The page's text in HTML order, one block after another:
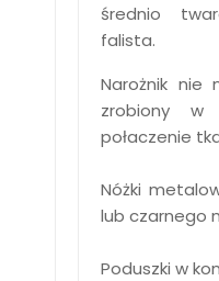
średnio
falista.
Narożnik nie
zrobiony w
połaczenie
Nóżki
lub czarnego
Poduszki w